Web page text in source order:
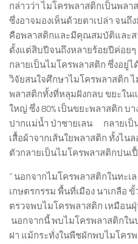
กล่าวว่า ไมโครพลาสติกเป็นพลา
ซึ่งอาจมองเห็นด้วยตาเปล่า จนถึ
คือพลาสติกและมีคุณสมบัติและส
ตั้งแต่สิบปีจนถึงหลายร้อยปีค่อยๆ
กลายเป็นไมโครพลาสติก ซึ่งอยู่
วิจัยสนใจศึกษาไมโครพลาสติก ไ
พลาสติกทั้งที่หลุมฝังกลบ ขยะใน
ใหญ่ ซึ่ง 80% เป็นขยะพลาสติก บ
ปากแม่น้ำ ป่าชายเลน กลายเป็
เสื้อผ้าจากเส้นใยพลาสติก ทั้งไน
ตัวกลายเป็นไมโครพลาสติกปนเ
“ นอกจากไมโครพลาสติกในทะ
เกษตรกรรม พื้นที่เมือง นาเกลือ
ตรวจพบไมโครพลาสติก เหมือน
นอกจากนี้ พบไมโครพลาสติกใน
ฝา แม้กระทั่งในพืชผักพบไมโคร